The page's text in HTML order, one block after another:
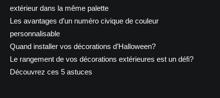
extérieur dans la même palette
Les avantages d’un numéro civique de couleur
personnalisable
Quand installer vos décorations d’Halloween?
Le rangement de vos décorations extérieures est un défi?
Découvrez ces 5 astuces